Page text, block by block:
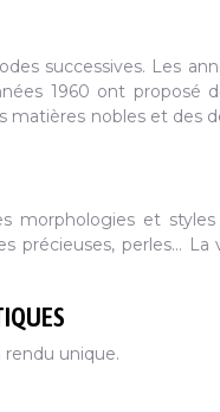
successives. Les
1960 ont proposé
matières nobles et des
morphologies et styles
précieuses, perles… La
unique.